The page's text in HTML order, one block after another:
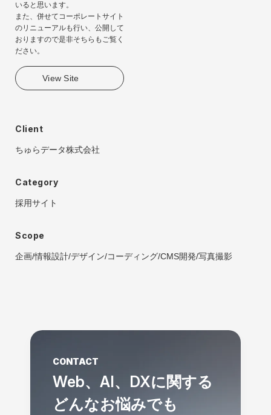
いると思います。
また、併せてコーポレートサイト
のリニューアルも行い、公開して
おりますので是非そちらもご覧く
ださい。
View Site
Client
ちゅらデータ株式会社
Category
採用サイト
Scope
企画/情報設計/デザイン/コーディング/CMS開発/写真撮影
CONTACT
Web、AI、DXに関する
どんなお悩みでも